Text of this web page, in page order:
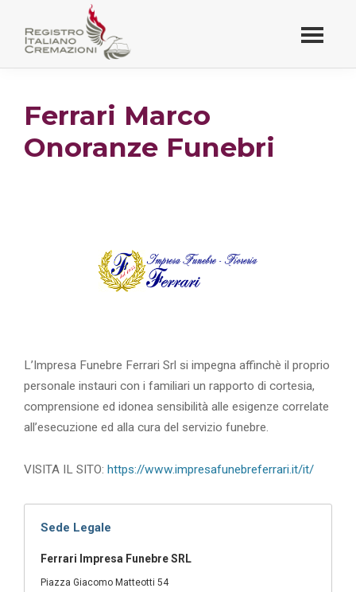
contenuto
principaleRegistro Italiano
Ferrari Marco
Onoranze Funebri
L’Impresa Funebre Ferrari Srl si impegna affinchè il proprio
personale instauri con i familiari un rapporto di cortesia,
comprensione ed idonea sensibilità alle esigenze correlate
all’esecuzione ed alla cura del servizio funebre.
VISITA IL SITO: https://www.impresafunebreferrari.it/it/
Sede Legale
Ferrari Impresa Funebre SRL
Piazza Giacomo Matteotti 54